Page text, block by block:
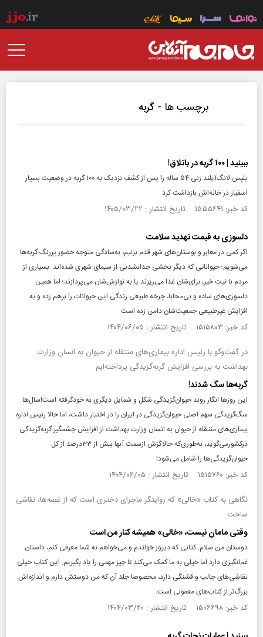
برچسب ها - گربه
ببینید | ۱۰۰ گربه در باتلاق!
پلیس لانگ‌آیلند زنی ۵۴ ساله را پس از کشف نزدیک به ۱۰۰ گربه در وضعیت بسیار
اسفبار در خانه‌اش بازداشت کرد.
کد خبر: ۱۵۵۵۶۴۱ تاریخ انتشار : ۱۴۰۵/۰۳/۲۲
دلسوزی به قیمت تهدید سلامت
اگر کمی در معابر و بوستان‌های‌ شهر قدم بزنیم، به‌سادگی متوجه حضور پررنگ گربه‌ها
می‌شویم؛ حیواناتی که دیگر بخشی جدانشدنی از سیمای شهری شده‌اند. بسیاری از
مردم با نیت خیر، برای‌شان غذا می‌ریزند یا به نوازش‌شان می‌پردازند؛ اما همین
دلسوزی‌های ساده و بی‌محابا، چرخه طبیعی زندگی این حیوانات را برهم زده و به
افزایش غیرطبیعی جمعیت‌شان دامن زده است.
کد خبر: ۱۵۱۵۸۰۳ تاریخ انتشار : ۱۴۰۴/۰۶/۰۵
در گفت‌وگو با رئیس اداره بیماری‌های منتقله از حیوان به انسان وزارت
بهداشت به بررسی افزایش گربه‌گزیدگی پرداخته‌‌ایم
گربه‌ها سگ شدند!
این روزها انگار روند حیوان‌گزیدگی شکل و شمایل دیگری به خودگرفته است!سال‌ها
سگ‌گزیدگی سهم اصلی حیوان‌گزیدگی در ایران را در اختیار داشت، اما حالا رئیس اداره
بیماری‌های منتقله از حیوان به انسان وزارت بهداشت از افزایش چشمگیر گربه‌گزیدگی
درکشورمی‌گوید، به‌طوری‌که حالاگزش ازسمت آنها بیش از ۳۳درصد از کل
حیوان‌گزیدگی‌ها را شامل می‌شود!
کد خبر: ۱۵۱۵۷۶۰ تاریخ انتشار : ۱۴۰۴/۰۶/۰۵
نگاهی به کتاب «خالی» که روایتگر ماجرای دختری است که از غصه‌ها، نقاشی
ساخت
وقتی مامان نیست، «خالی» همیشه کنار من است
دوستان من سلام. کتابی که دیروز خواندم و می‌خواهم به شما معرفی کنم، داستان
غم‌انگیزی دارد اما خیلی به ما کمک می‌کند تا چیز مهمی را یاد بگیریم. این کتاب خیلی
نقاشی‌های جالب و قشنگی دارد، مخصوصا جلد آن که من دوستش دارم و اندازه‌اش
بزرگ‌تر از کتاب‌های معمولی است.
کد خبر: ۱۵۰۶۶۹۸ تاریخ انتشار : ۱۴۰۴/۰۳/۲۰